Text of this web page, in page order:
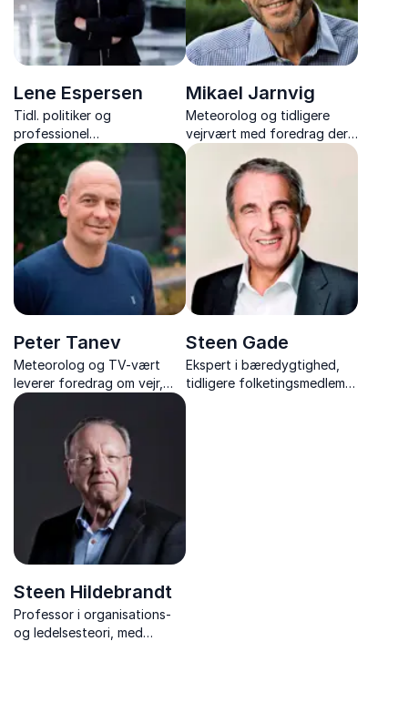
Lene Espersen
Tidl. politiker og
professionel
bestyrelsesmedlem med
foredrag om klima,
bæredygtighed og
fremtidens løsninger.
Mikael Jarnvig
Meteorolog og tidligere
vejrvært med foredrag der
giver klarhed over klima,
vejrforandringer og myterne
bag debatten.
Peter Tanev
Meteorolog og TV-vært
leverer foredrag om vejr,
klima og grøn omstilling –
med videnskab, humor og
håb for fremtiden.
Steen Gade
Ekspert i bæredygtighed,
tidligere folketingsmedlem,
Steen Hildebrandt
Professor i organisations-
og ledelsesteori, med